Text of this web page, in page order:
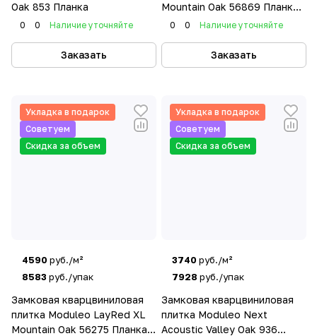
Oak 853 Планка
0 0 Наличие уточняйте
Заказать
Mountain Oak 56869 Планка
XL0 0 Наличие уточняйте
Заказать
Укладка в подарок
Советуем
Скидка за объем
4590 руб./м²
8583 руб./упак
Замковая кварцвиниловая
плитка Moduleo LayRed XL
Mountain Oak 56275 Планка
Укладка в подарок
Советуем
Скидка за объем
3740 руб./м²
7928 руб./упак
Замковая кварцвиниловая
плитка Moduleo Next
Acoustic Valley Oak 936